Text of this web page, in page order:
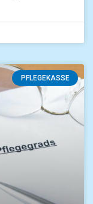
PFLEGEKASSE